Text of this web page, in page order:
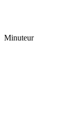
Minuteur